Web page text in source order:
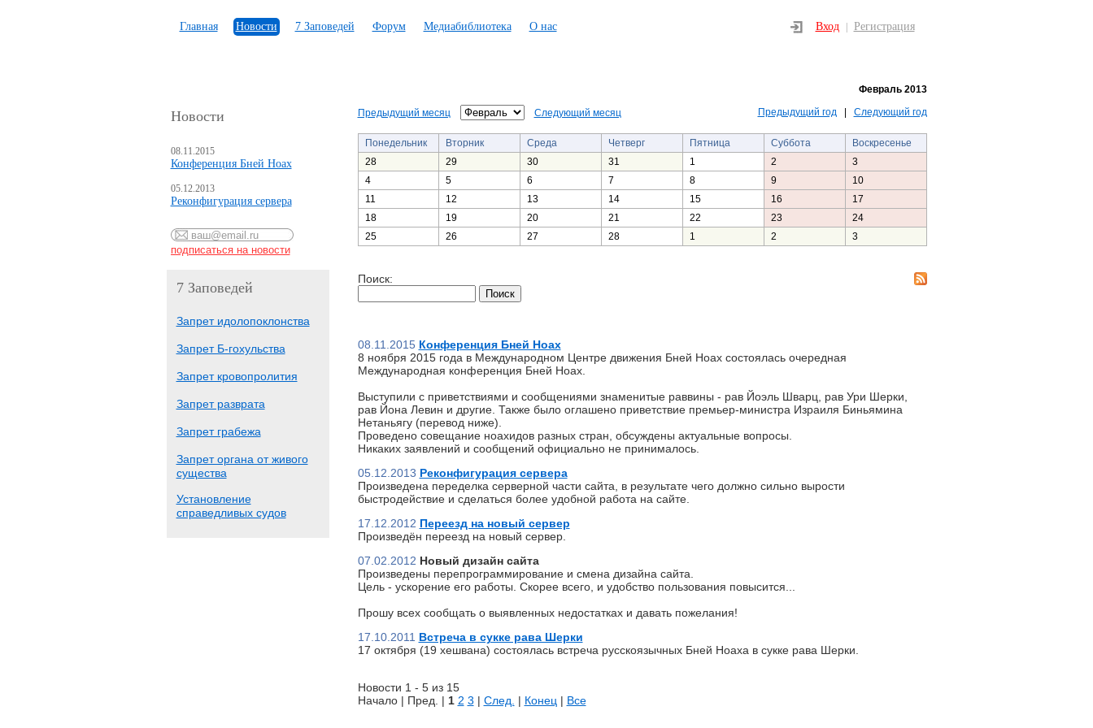
Главная Новости 7 Заповедей Форум Медиабиблиотека О нас Вход Регистрация
Новости
08.11.2015
Конференция Бней Ноах
05.12.2013
Реконфигурация сервера
7 Заповедей
Запрет идолопоклонства
Запрет Б-гохульства
Запрет кровопролития
Запрет разврата
Запрет грабежа
Запрет органа от живого
существа
Установление
справедливых судов
Февраль 2013
Предыдущий месяц Следующий месяц Предыдущий год| Следующий год
Понедельник Вторник Среда Четверг Пятница Суббота
Воскресенье
28
29 30 31 1 2
3
4
5 6 7 8 9
10
11
12 13 14 15 16
17
18
19 20 21 22 23
24
25
26 27 28 1 2 3
Поиск:
08.11.2015 Конференция Бней Ноах
8 ноября 2015 года в Международном Центре движения Бней Ноах состоялась очередная
Международная конференция Бней Ноах.
Выступили с приветствиями и сообщениями знаменитые раввины - рав Йоэль Шварц, рав Ури Шерки,
рав Йона Левин и другие. Также было оглашено приветствие премьер-министра Израиля Биньямина
Нетаньягу (перевод ниже).
Проведено совещание ноахидов разных стран, обсуждены актуальные вопросы.
Никаких заявлений и сообщений официально не принималось.
05.12.2013 Реконфигурация сервера
Произведена переделка серверной части сайта, в результате чего должно сильно вырости
быстродействие и сделаться более удобной работа на сайте.
17.12.2012 Переезд на новый сервер
Произведён переезд на новый сервер.
07.02.2012 Новый дизайн сайта
Произведены перепрограммирование и смена дизайна сайта.
Цель - ускорение его работы. Скорее всего, и удобство пользования повысится...
Прошу всех сообщать о выявленных недостатках и давать пожелания!
17.10.2011 Встреча в сукке рава Шерки
17 октября (19 хешвана) состоялась встреча русскоязычных Бней Ноаха в сукке рава Шерки.
Новости 1 - 5 из 15
Начало | Пред. | 1 2 3 | След. | Конец | Все